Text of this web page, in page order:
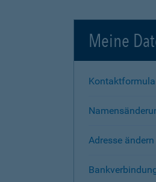
Meine
Adresse ändern